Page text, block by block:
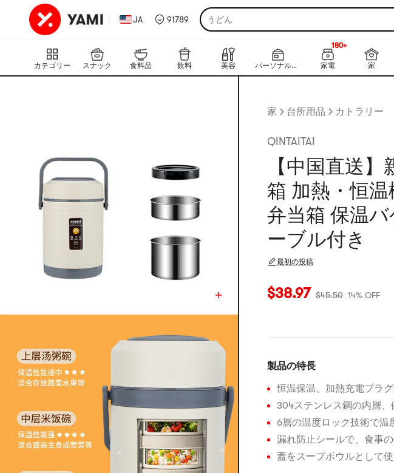
JA 91789 うどん
カテゴリー スナック 食料品 飲料 美容 パーソナルケア 家電
180+
NEW
180+
家
家 台所用品 カトラリー
QINTAITAI
【中国直送
箱 加熱・恒
弁当箱 保温バ
ーブル付き
最初の投稿
現在の価格：$38.97
$38.97 $45.50 14% OFF
製品の特長
恒温保温、加熱充電プラグ
304ステンレス鋼の内層、
6層の温度ロック技術で温
漏れ防止シールで、食事
蓋をスープボウルとして